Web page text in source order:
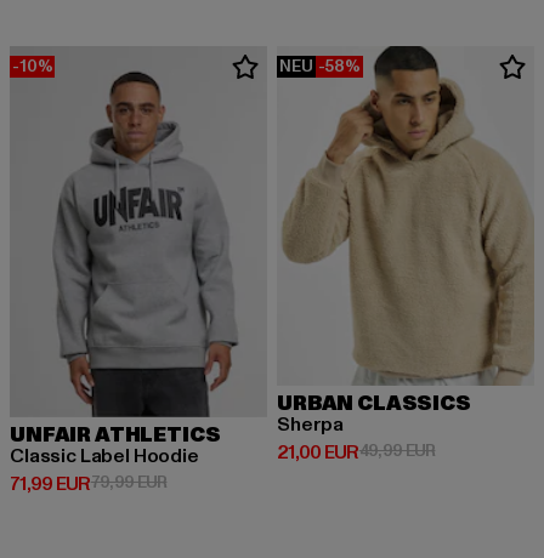
-10%
UNFAIR ATHLETICS
Classic Label Hoodie
71,99 EUR
Derzeitiger Preis: 71,99 EUR
79,99 EURAktionspreis: 79,99 EUR
NEU -58%
URBAN CLASSICS
Sherpa
21,00 EUR
Derzeitiger Preis: 21,00 EUR
49,99 EURAktionspreis: